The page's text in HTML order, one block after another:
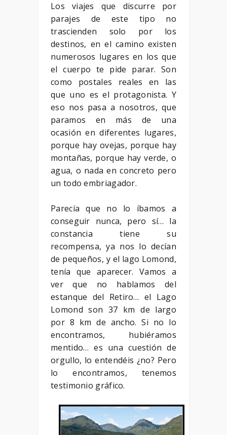
Los viajes que discurre por
parajes de este tipo no
trascienden solo por los
destinos, en el camino existen
numerosos lugares en los que
el cuerpo te pide parar. Son
como postales reales en las
que uno es el protagonista. Y
eso nos pasa a nosotros, que
paramos en más de una
ocasión en diferentes lugares,
porque hay ovejas, porque hay
montañas, porque hay verde, o
agua, o nada en concreto pero
un todo embriagador.
Parecía que no lo íbamos a
conseguir nunca, pero sí… la
constancia tiene su
recompensa, ya nos lo decían
de pequeños, y el lago Lomond,
tenía que aparecer. Vamos a
ver que no hablamos del
estanque del Retiro… el Lago
Lomond son 37 km de largo
por 8 km de ancho. Si no lo
encontramos, hubiéramos
mentido… es una cuestión de
orgullo, lo entendéis ¿no? Pero
lo encontramos, tenemos
testimonio gráfico.